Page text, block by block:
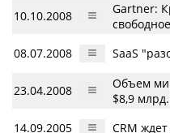
10.10.2008
Gartner:
08.07.2008 SaaS
23.04.2008
Объем
$8,9
14.09.2005 CRM